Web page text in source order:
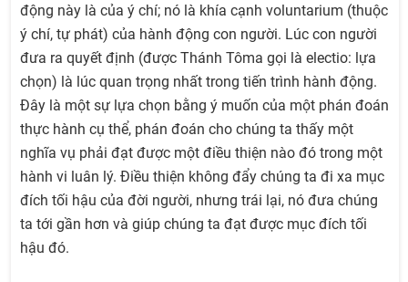
động này là của ý chí; nó là khía cạnh voluntarium (thuộc
ý chí, tự phát) của hành động con người. Lúc con người
đưa ra quyết định (được Thánh Tôma gọi là electio: lựa
chọn) là lúc quan trọng nhất trong tiến trình hành động.
Đây là một sự lựa chọn bằng ý muốn của một phán đoán
thực hành cụ thể, phán đoán cho chúng ta thấy một
nghĩa vụ phải đạt được một điều thiện nào đó trong một
hành vi luân lý. Điều thiện không đẩy chúng ta đi xa mục
đích tối hậu của đời người, nhưng trái lại, nó đưa chúng
ta tới gần hơn và giúp chúng ta đạt được mục đích tối
hậu đó.